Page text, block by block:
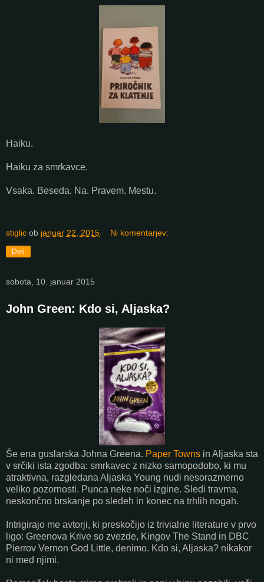
Haiku.
Haiku za smrkavce.
Vsaka. Beseda. Na. Pravem. Mestu.
stiglic ob januar 22, 2015 Ni komentarjev:
Deli
sobota, 10. januar 2015
John Green: Kdo si, Aljaska?
Še ena guslarska Johna Greena. Paper Towns in Aljaska sta
v srčiki ista zgodba: smrkavec z nizko samopodobo, ki mu
atraktivna, razgledana Aljaska Young nudi nesorazmerno
veliko pozornosti. Punca neke noči izgine. Sledi travma,
neskončno brskanje po sledeh in konec na trhlih nogah.
Intrigirajo me avtorji, ki preskočijo iz trivialne literature v prvo
ligo: Greenova Krive so zvezde, Kingov The Stand in DBC
Pierrov Vernon God Little, denimo. Kdo si, Aljaska? nikakor
ni med njimi.